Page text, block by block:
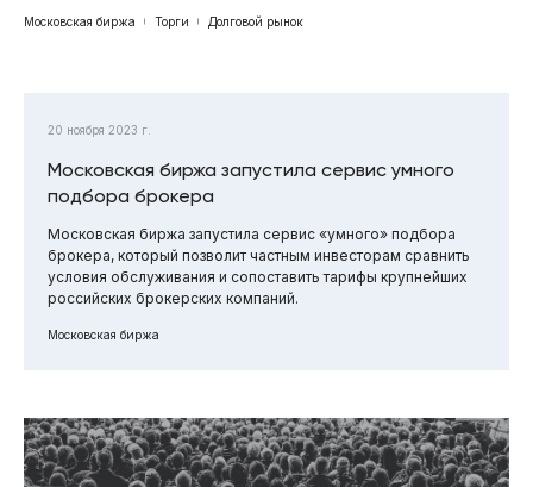
Московская биржа Торги Долговой рынок
20 ноября 2023 г.
Московская биржа запустила сервис умного
подбора брокера
Московская биржа запустила сервис «умного» подбора
брокера, который позволит частным инвесторам сравнить
условия обслуживания и сопоставить тарифы крупнейших
российских брокерских компаний.
Московская биржа